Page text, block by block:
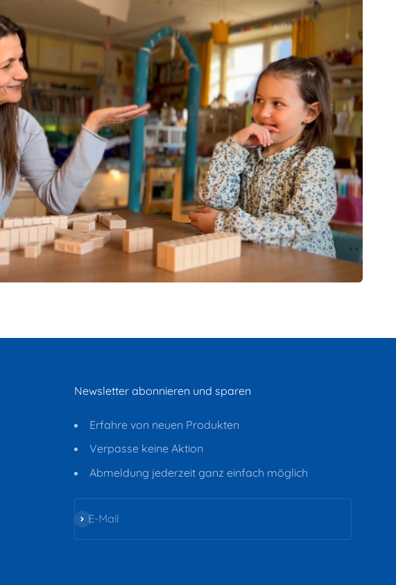
Newsletter abonnieren und sparen
Erfahre von neuen Produkten
Verpasse keine Aktion
Abmeldung jederzeit ganz einfach möglich
E-Mail
Abonnieren